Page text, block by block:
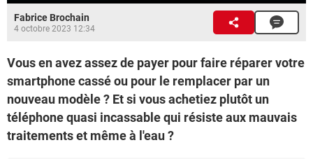
Fabrice Brochain
4 octobre 2023 12:34
Vous en avez assez de payer pour faire réparer votre
smartphone cassé ou pour le remplacer par un
nouveau modèle ? Et si vous achetiez plutôt un
téléphone quasi incassable qui résiste aux mauvais
traitements et même à l'eau ?